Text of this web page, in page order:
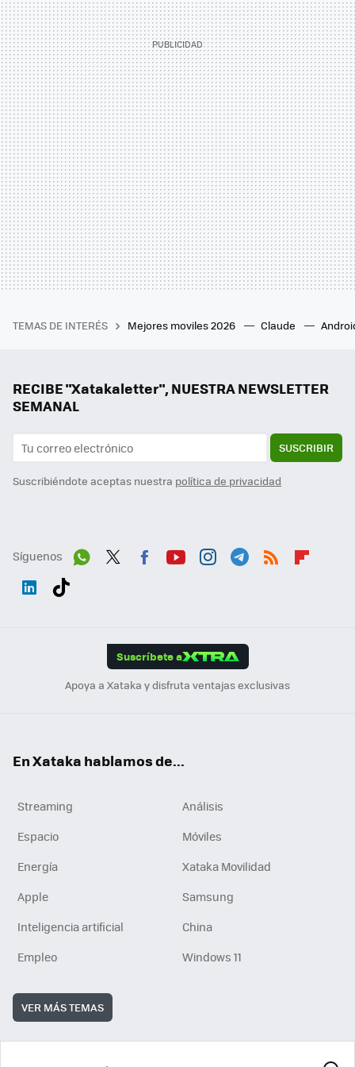
TEMAS DE INTERÉS Mejores moviles 2026 Claude
RECIBE "Xatakaletter", NUESTRA NEWSLETTER
SEMANAL
SUSCRIBIR
Suscribiéndote aceptas nuestra política de privacidad
Síguenos
Suscríbete a
Apoya a Xataka y disfruta ventajas exclusivas
En Xataka hablamos de...
Streaming
Análisis
Espacio
Móviles
Energía
Xataka Movilidad
Apple
Samsung
Inteligencia artificial
China
Empleo
Windows 11
VER MÁS TEMAS